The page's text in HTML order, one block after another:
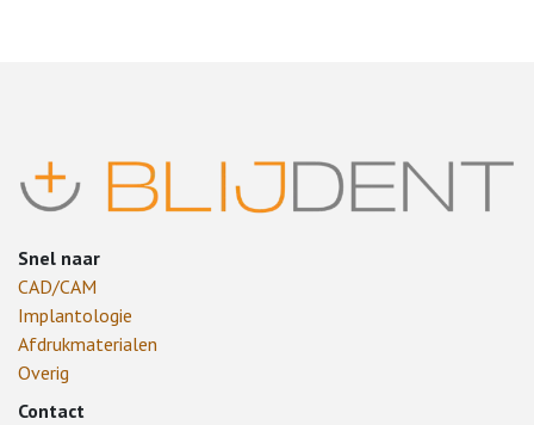
Snel naar
CAD/CAM
Implantologie
Afdrukmaterialen
Overig
Contact